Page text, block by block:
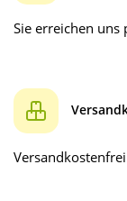
Sie erreichen uns